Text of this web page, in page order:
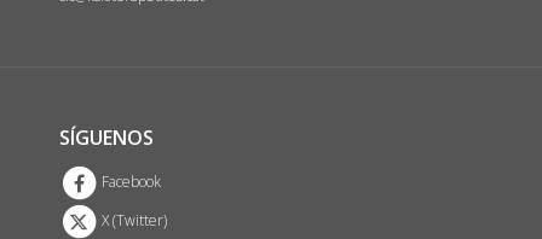
SÍGUENOS
Facebook
X (Twitter)